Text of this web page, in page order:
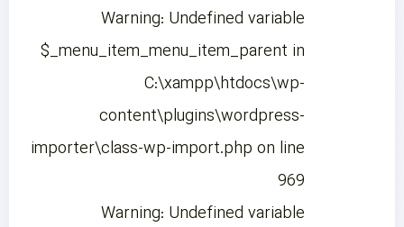
Warning: Undefined variable
$_menu_item_menu_item_parent in
C:\xampp\htdocs\wp-
content\plugins\wordpress-
importer\class-wp-import.php on line
969
Warning: Undefined variable